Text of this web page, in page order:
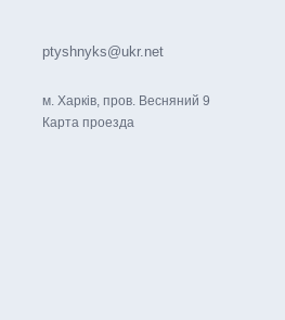
ptyshnyks@ukr.net
м. Харків, пров. Весняний 9
Карта проезда